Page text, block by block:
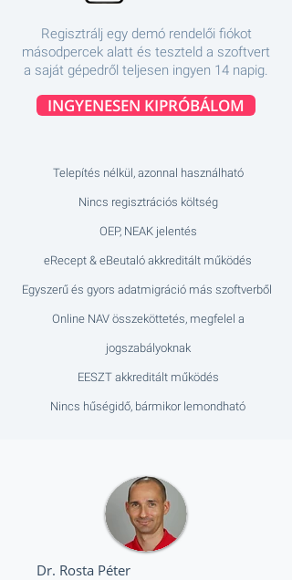
Regisztrálj egy demó rendelői fiókot
másodpercek alatt és teszteld a szoftvert
a saját gépedről teljesen ingyen 14 napig.
INGYENESEN KIPRÓBÁLOM
Telepítés nélkül, azonnal használható
Nincs regisztrációs költség
OEP, NEAK jelentés
eRecept & eBeutaló akkreditált működés
Egyszerű és gyors adatmigráció más szoftverből
Online NAV összeköttetés, megfelel a
jogszabályoknak
EESZT akkreditált működés
Nincs hűségidő, bármikor lemondható
Dr. Rosta Péter